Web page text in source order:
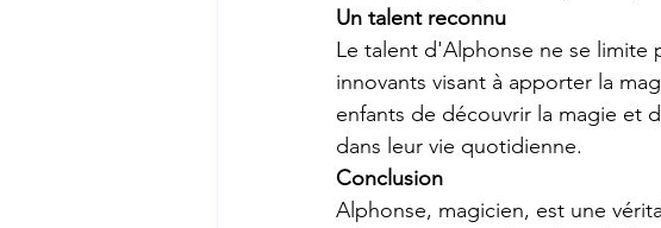
Un talent reconnu
Le talent d'Alphonse ne se limite
innovants visant à apporter la
enfants de découvrir la magie et
dans leur vie quotidienne.
Conclusion
Alphonse, magicien, est une